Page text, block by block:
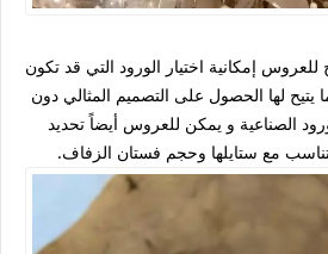
للعروس إمكانية اختيار الورود التي قد تكون
لها الحصول على التصميم المثالي دون
الصناعية و يمكن للعروس أيضاً تحديد
يتناسب مع ستايلها وحجم فستان الزفاف.